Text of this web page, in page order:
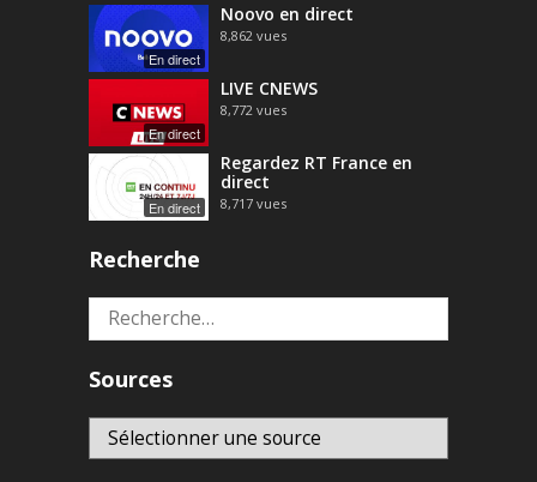
En direct
Noovo en direct
8,862 vues
En direct
LIVE CNEWS
8,772 vues
En direct
Regardez RT France en
direct
8,717 vues
Recherche
Rechercher :
Sources